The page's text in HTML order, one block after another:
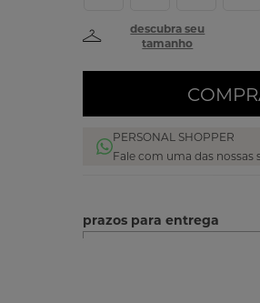
descubra seu
tamanho
PERSONAL SHOPPER
Fale com uma das nossas